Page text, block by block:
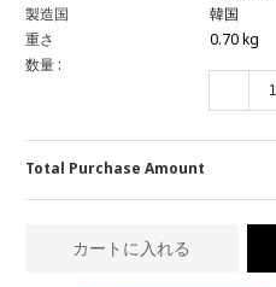
製造国
韓国
重さ
0.70 kg
数量 :
Total Purchase Amount
カートに入れる